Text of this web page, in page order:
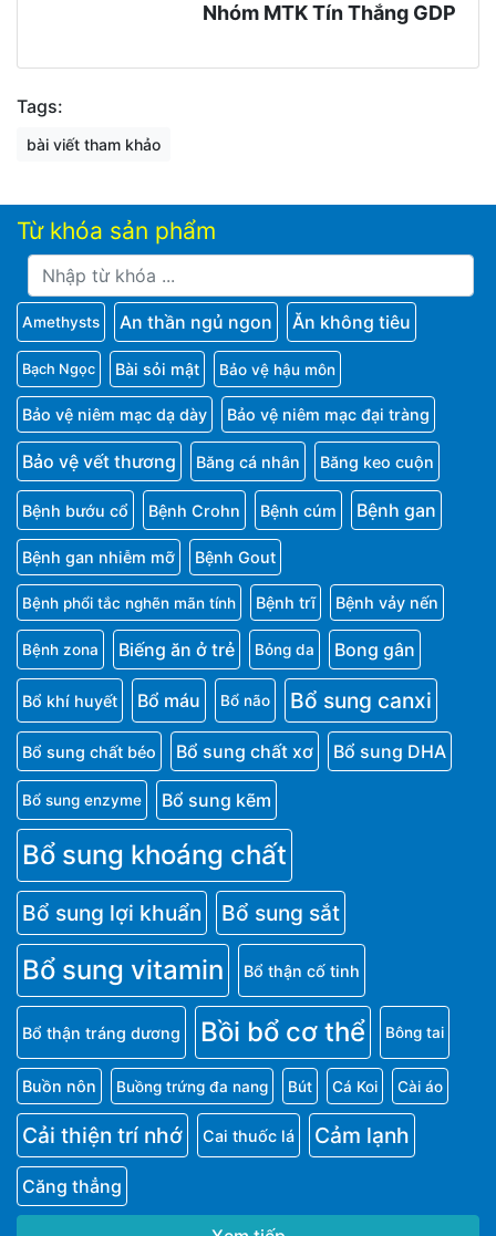
Nhóm MTK Tín Thắng GDP
Tags:
bài viết tham khảo
Từ khóa sản phẩm
Amethysts An thần ngủ ngon Ăn không tiêu
Bạch Ngọc Bài sỏi mật Bảo vệ hậu môn
Bảo vệ niêm mạc dạ dày Bảo vệ niêm mạc đại tràng
Bảo vệ vết thương Băng cá nhân Băng keo cuộn
Bệnh bướu cổ Bệnh Crohn Bệnh cúm Bệnh gan
Bệnh gan nhiễm mỡ Bệnh Gout
Bệnh phổi tắc nghẽn mãn tính Bệnh trĩ Bệnh vảy nến
Bệnh zona Biếng ăn ở trẻ Bỏng da Bong gân
Bổ khí huyết Bổ máu Bổ não Bổ sung canxi
Bổ sung chất béo Bổ sung chất xơ Bổ sung DHA
Bổ sung enzyme Bổ sung kẽm
Bổ sung khoáng chất
Bổ sung lợi khuẩn Bổ sung sắt
Bổ sung vitamin Bổ thận cố tinh
Bổ thận tráng dương Bồi bổ cơ thể Bông tai
Buồn nôn Buồng trứng đa nang Bút Cá Koi Cài áo
Cải thiện trí nhớ Cai thuốc lá Cảm lạnh
Căng thẳng